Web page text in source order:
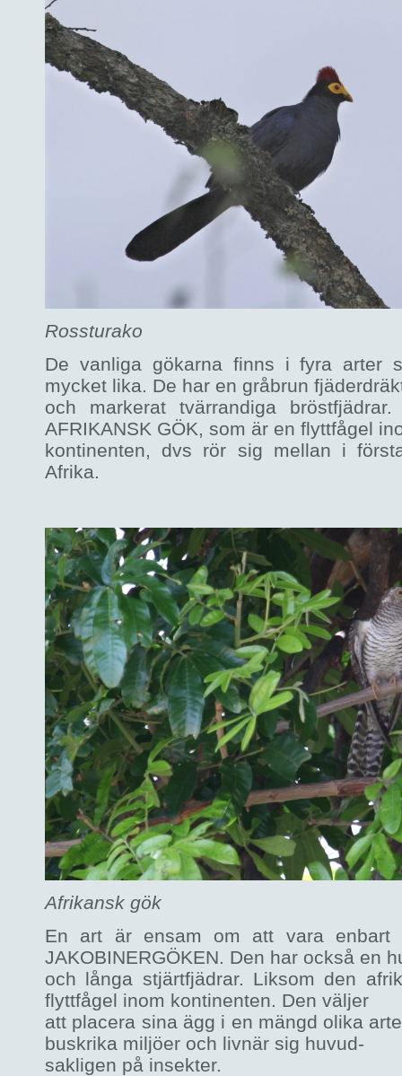
Rossturako
De vanliga gökarna finns i fyra arter
mycket lika. De har en gråbrun
och markerat tvärrandiga
AFRIKANSK GÖK, som är en flyttfågel
kontinenten, dvs rör sig mellan i
Afrika.
Afrikansk gök
En art är ensam om att vara enbart
JAKOBINERGÖKEN. Den har också en
och långa stjärtfjädrar. Liksom den
flyttfågel inom kontinenten. Den väljer
att placera sina ägg i en mängd olika
buskrika miljöer och livnär sig huvud-
sakligen på insekter.